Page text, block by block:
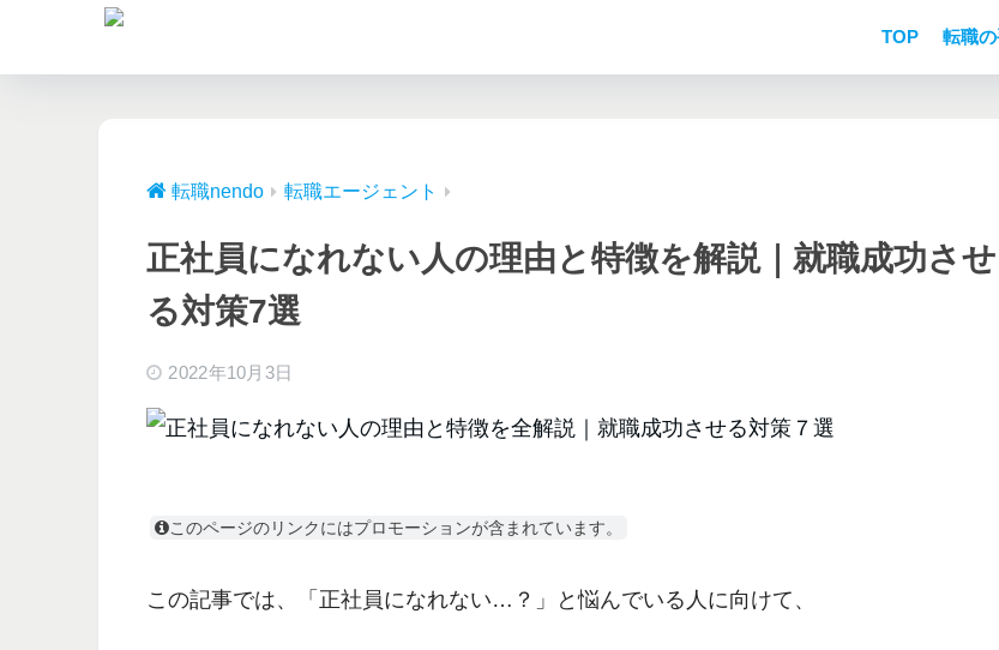
TOP 転職
転職nendo 転職エージェント
正社員になれない人の理由と特徴を解説｜就職成功させ
る対策7選
2022年10月3日
このページのリンクにはプロモーションが含まれています。
この記事では、 「正社員になれない…？」 と悩んでいる人に向けて、